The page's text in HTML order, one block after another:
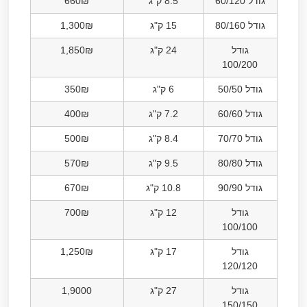
גודל 80/160 15 ק"ג 1,300₪
גודל
100/200
24 ק"ג 1,850₪
גודל 50/50 6 ק"ג 350₪
גודל 60/60 7.2 ק"ג 400₪
גודל 70/70 8.4 ק"ג 500₪
גודל 80/80 9.5 ק"ג 570₪
גודל 90/90 10.8 ק"ג 670₪
גודל
100/100
12 ק"ג 700₪
גודל
120/120
17 ק"ג 1,250₪
גודל
27 ק"ג 1,9000